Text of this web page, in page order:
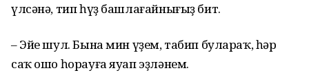
үлсәнә, тип һүҙ башлағайнығыҙ бит.
– Эйе шул. Бына мин үҙем, табип булараҡ, һәр
саҡ ошо һорауға яуап эҙләнем.